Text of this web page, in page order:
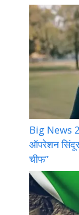
Big News
ऑपरेशन
चीफ”